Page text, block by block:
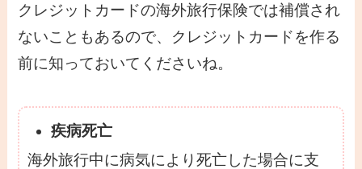
クレジットカードの海外旅行保険では補償され
ないこともあるので、クレジットカードを作る
前に知っておいてくださいね。
疾病死亡
海外旅行中に病気により死亡した場合に支